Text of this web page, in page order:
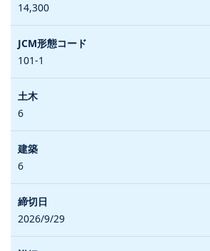
14,300
101-1
6
6
2026/9/29